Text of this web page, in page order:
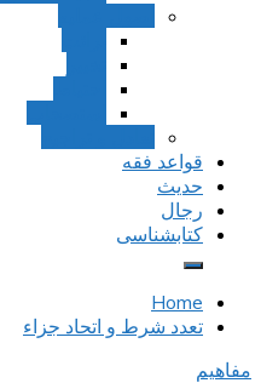
قواعد فقه
حدیث
رجال
کتابشناسی
Home
تعدد شرط و اتحاد جزاء
مفاهیم